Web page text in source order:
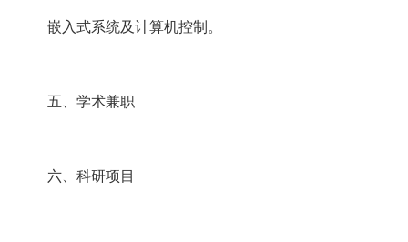
嵌入式系统及计算机控制。
五、 学术兼职
六、 科研项目